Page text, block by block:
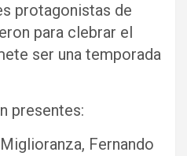
protagonistas de
para clebrar el
ser una temporada
presentes:
Fernando